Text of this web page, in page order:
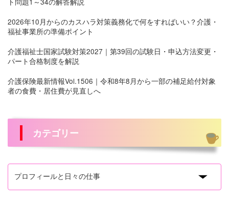
2026年10月からのカスハラ対策義務化で何をすればいい？介護・
福祉事業所の準備ポイント
介護福祉士国家試験対策2027｜第39回の試験日・申込方法変更・
パート合格制度を解説
介護保険最新情報Vol.1506｜令和8年8月から一部の補足給付対象
者の食費・居住費が見直しへ
カテゴリー